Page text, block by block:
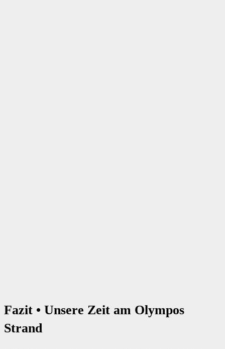
Fazit • Unsere Zeit am Olympos
Strand